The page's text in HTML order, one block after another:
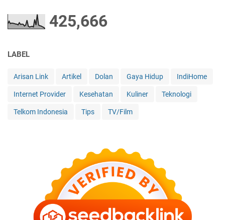
425,666
LABEL
Arisan Link Artikel Dolan Gaya Hidup IndiHome
Internet Provider Kesehatan Kuliner Teknologi
Telkom Indonesia Tips TV/Film